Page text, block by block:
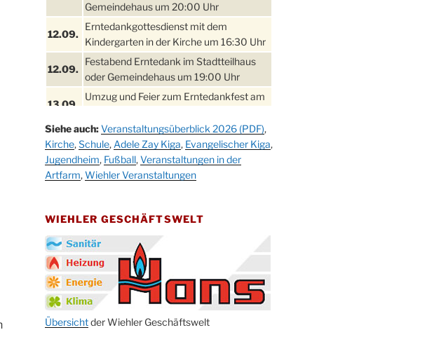
Gemeindehaus um 20:00 Uhr
12.09.
Erntedankgottesdienst mit dem
Kindergarten in der Kirche um 16:30 Uhr
12.09.
Festabend Erntedank im Stadtteilhaus
oder Gemeindehaus um 19:00 Uhr
13.09.
Umzug und Feier zum Erntedankfest am
19.09.
Schlagerabend im Stadtteilhaus
Drabenderhöhe
25. u.
26.09.
Oktoberfest im Cafe XXS
10-12 Uhr
09.10.
Afterwork-Andacht um 18:00 Uhr in der
Kirche
10.10.
Sandmännchen-Gottesdienst in der
Kirche oder im Ev. Gemeindehaus um
18:00 Uhr
11.10.
Oktoberfest MGV im Stadtteilhaus um
Siehe auch: Veranstaltungsüberblick 2026 (PDF),
Kirche,Schule, Adele Zay Kiga, Evangelischer Kiga,
Jugendheim, Fußball,Veranstaltungen in der
Artfarm,Wiehler Veranstaltungen
WIEHLER GESCHÄFTSWELT
Übersichtder Wiehler Geschäftswelt